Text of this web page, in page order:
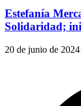
Estefanía
Solidaridad;
20 de junio de 2024